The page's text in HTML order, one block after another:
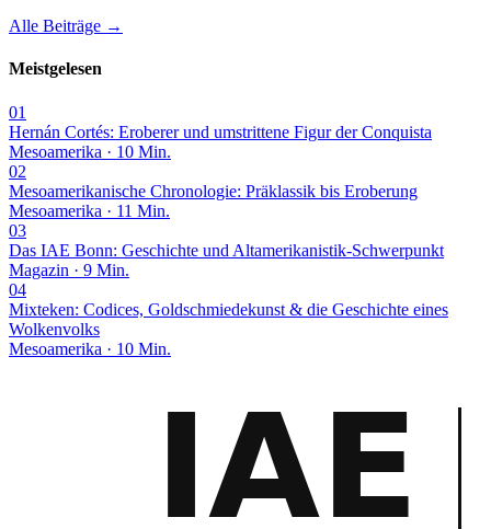
Alle Beiträge →
Meistgelesen
01
Hernán Cortés: Eroberer und umstrittene Figur der Conquista
Mesoamerika · 10 Min.
02
Mesoamerikanische Chronologie: Präklassik bis Eroberung
Mesoamerika · 11 Min.
03
Das IAE Bonn: Geschichte und Altamerikanistik-Schwerpunkt
Magazin · 9 Min.
04
Mixteken: Codices, Goldschmiedekunst & die Geschichte eines
Wolkenvolks
Mesoamerika · 10 Min.